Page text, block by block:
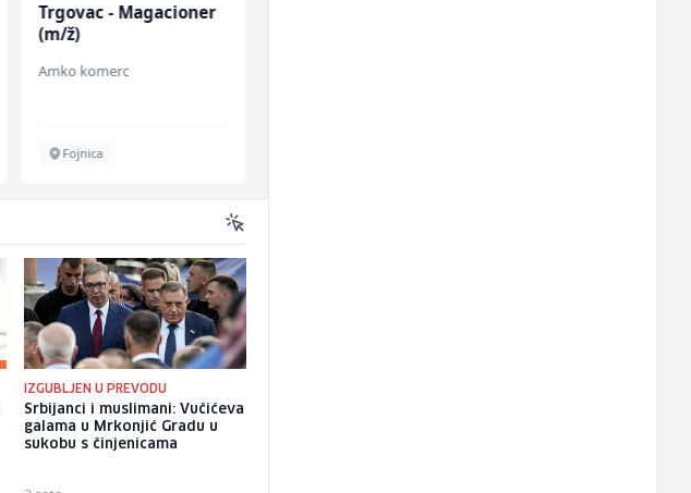
Trgovac - Magacioner
(m/ž)
Amko komerc
Fojnica
IZGUBLJEN U PREVODU
Srbijanci i muslimani: Vučićeva
galama u Mrkonjić Gradu u
sukobu s činjenicama